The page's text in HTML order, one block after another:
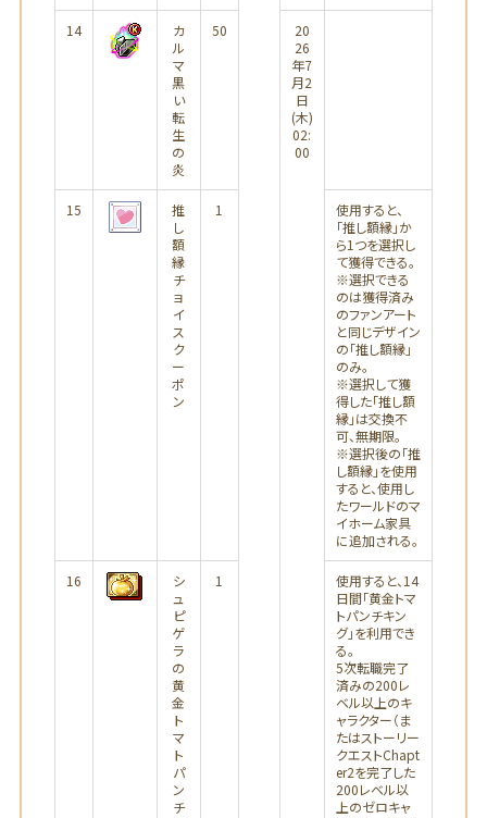
14
カ
ル
マ
黒
い
転
生
の
炎
50
20
26
年7
月2
日
(木)
02:
00
15
推
し
額
縁
チ
ョ
イ
ス
ク
ー
ポ
ン
1
使用すると、
「推し額縁」か
ら1つを選択し
て獲得できる。
※選択できる
のは獲得済み
のファンアート
と同じデザイン
の「推し額縁」
のみ。
※選択して獲
得した「推し額
縁」は交換不
可、無期限。
※選択後の「推
し額縁」を使用
すると、使用し
たワールドのマ
イホーム家具
に追加される。
16
シ
ュ
ピ
ゲ
ラ
の
黄
金
ト
マ
ト
パ
ン
チ
1
使用すると、14
日間「黄金トマ
トパンチキン
グ」を利用でき
る。
5次転職完了
済みの200レ
ベル以上のキ
ャラクター（ま
たはストーリー
クエストChapt
er2を完了した
200レベル以
上のゼロキャ